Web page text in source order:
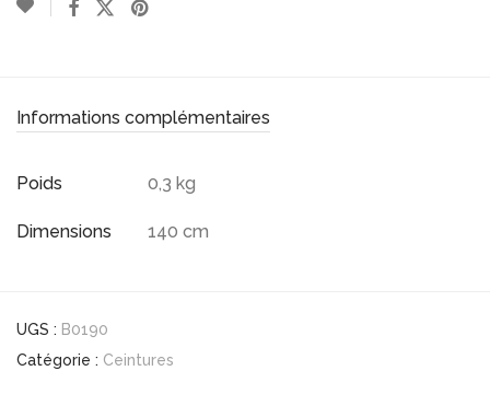
Informations complémentaires
Poids 0,3 kg
Dimensions 140 cm
UGS : B0190
Catégorie : Ceintures